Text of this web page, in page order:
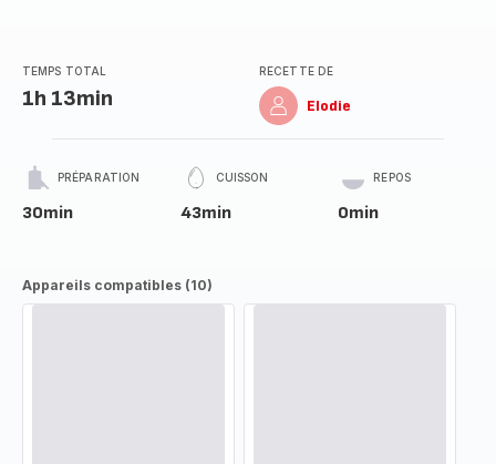
TEMPS TOTAL
1h 13min
RECETTE DE
Elodie
PRÉPARATION
30min
CUISSON
43min
REPOS
0min
Appareils compatibles (10)